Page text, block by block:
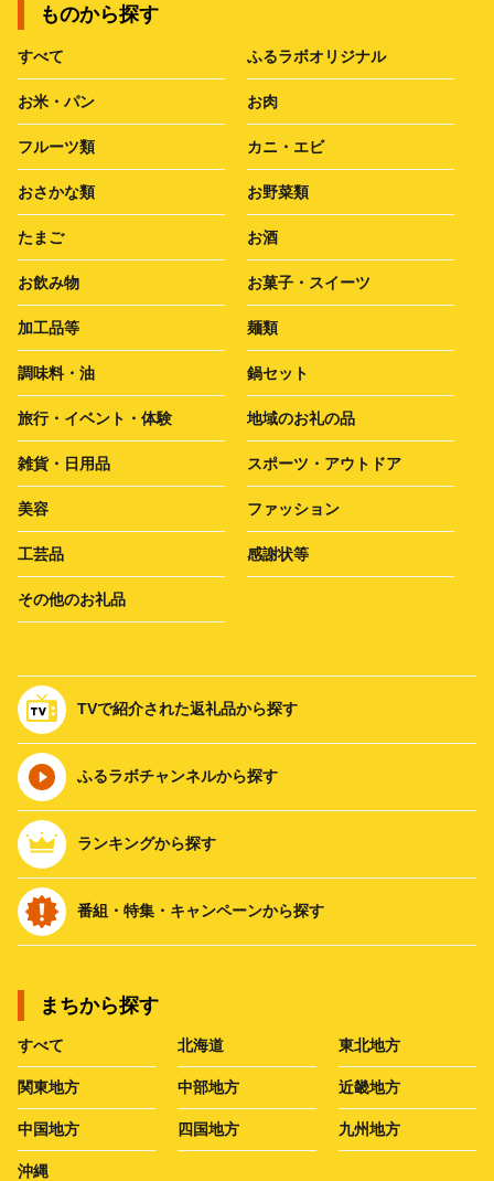
ものから探す
すべて ふるラボオリジナル
お米・パン お肉
フルーツ類 カニ・エビ
おさかな類 お野菜類
たまご お酒
お飲み物 お菓子・スイーツ
加工品等 麺類
調味料・油 鍋セット
旅行・イベント・体験 地域のお礼の品
雑貨・日用品 スポーツ・アウトドア
美容 ファッション
工芸品 感謝状等
その他のお礼品
TVで紹介された返礼品から探す
ふるラボチャンネルから探す
ランキングから探す
番組・特集・キャンペーンから探す
まちから探す
すべて 北海道 東北地方
関東地方 中部地方 近畿地方
中国地方 四国地方 九州地方
沖縄